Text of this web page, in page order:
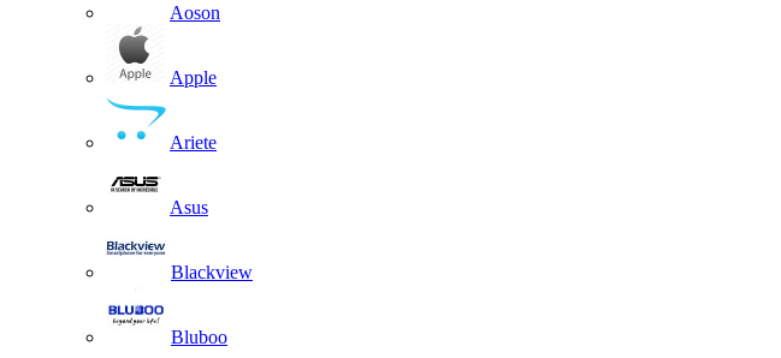
Aoson
Apple
Ariete
Asus
Blackview
Bluboo